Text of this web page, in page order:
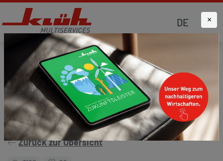
DE
Startseite Aktuelles Klüh4all
Zurück zur Übersicht
×